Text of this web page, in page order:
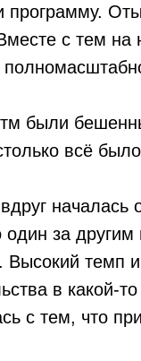
программу.
с тем на
были
всё
началась
один за
Высокий темп
в какой-
с тем, что